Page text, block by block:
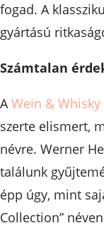
fogad. A
gyártású
Számtalan
AWein & Whisky
szerte elismert,
névre. Werner
találunk
épp úgy, mint
Collection”